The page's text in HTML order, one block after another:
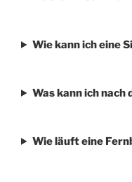
Wie kann ich eine
Was kann ich nach
Wie läuft eine